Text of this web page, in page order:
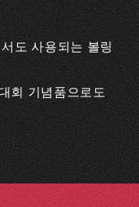
도 사용되는 볼링
회 기념품으로도